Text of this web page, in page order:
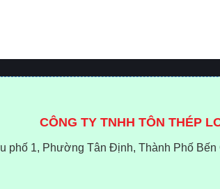
CÔNG TY TNHH TÔN THÉP
phố 1, Phường Tân Định, Thành Phố